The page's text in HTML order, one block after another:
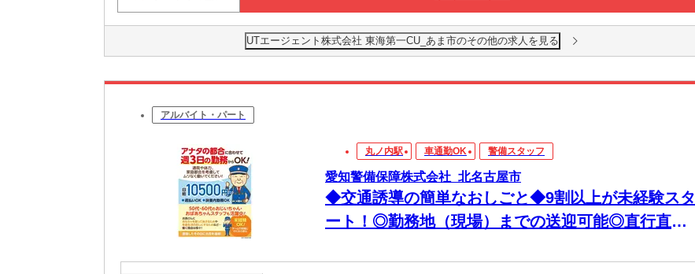
UTエージェント株式会社 東海第一CU_あま市のその他の求人を見る
アルバイト・パート
丸ノ内駅 車通勤OK 警備スタッフ
愛知警備保障株式会社_北名古屋市
◆交通誘導の簡単なおしごと◆9割以上が未経験スタ
ート！◎勤務地（現場）までの送迎可能◎直行直帰